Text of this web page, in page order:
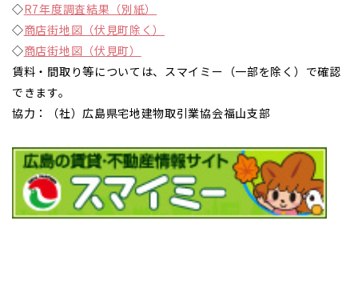
◇R7年度調査結果（別紙）
◇商店街地図（伏見町除く）
◇商店街地図（伏見町）
賃料・間取り等については、スマイミー（一部を除く）で確認
できます。
協力：（社）広島県宅地建物取引業協会福山支部